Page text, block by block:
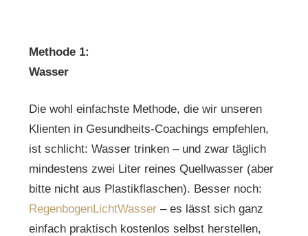
Methode 1:
Wasser
Die wohl einfachste Methode, die wir unseren
Klienten in Gesundheits-Coachings empfehlen,
ist schlicht: Wasser trinken – und zwar täglich
mindestens zwei Liter reines Quellwasser (aber
bitte nicht aus Plastikflaschen). Besser noch:
RegenbogenLichtWasser – es lässt sich ganz
einfach praktisch kostenlos selbst herstellen,